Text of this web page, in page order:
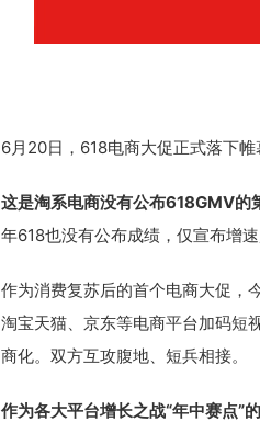
6月20日，618电商大促正式落下帷
这是淘系电商没有公布618GMV的
年618也没有公布成绩，仅宣布增速
作为消费复苏后的首个电商大促，
淘宝天猫、京东等电商平台加码短
商化。双方互攻腹地、短兵相接。
作为各大平台增长之战“年中赛点”